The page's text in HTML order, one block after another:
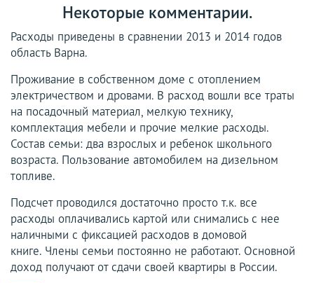
Некоторые комментарии.
Расходы приведены в сравнении 2013 и 2014 годов
область Варна.
Проживание в собственном доме с отоплением
электричеством и дровами. В расход вошли все траты
на посадочный материал, мелкую технику,
комплектация мебели и прочие мелкие расходы.
Состав семьи: два взрослых и ребенок школьного
возраста. Пользование автомобилем на дизельном
топливе.
Подсчет проводился достаточно просто т.к. все
расходы оплачивались картой или снимались с нее
наличными с фиксацией расходов в домовой
книге. Члены семьи постоянно не работают. Основной
доход получают от сдачи своей квартиры в России.